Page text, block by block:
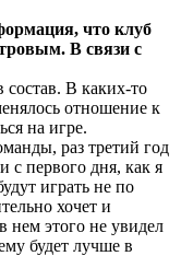
что клуб
В связи с
В каких-то
отношение к
на игре.
раз третий год
первого дня, как я
играть не по
хочет и
нем этого не увидел
будет лучше в